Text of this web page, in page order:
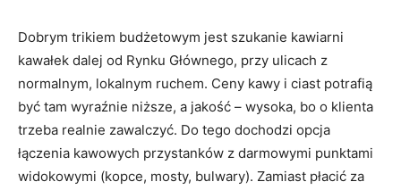
Dobrym trikiem budżetowym jest szukanie kawiarni
kawałek dalej od Rynku Głównego, przy ulicach z
normalnym, lokalnym ruchem. Ceny kawy i ciast potrafią
być tam wyraźnie niższe, a jakość – wysoka, bo o klienta
trzeba realnie zawalczyć. Do tego dochodzi opcja
łączenia kawowych przystanków z darmowymi punktami
widokowymi (kopce, mosty, bulwary). Zamiast płacić za